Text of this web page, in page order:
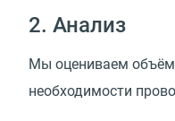
2. Анализ
Мы оцениваем
необходимости